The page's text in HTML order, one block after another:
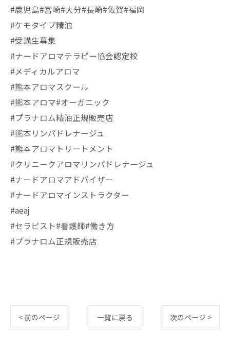
#鹿児島#宮崎#大分#長崎#佐賀#福岡
#ケモタイプ精油
#受講生募集
#ナードアロマテラピー協会認定校
#メディカルアロマ
#熊本アロマスクール
#熊本アロマ#オーガニック
#プラナロム精油正規販売店
#熊本リンパドレナージュ
#熊本アロマトリートメント
#クリニークアロマリンパドレナージュ
#ナードアロマアドバイザー
#ナードアロマインストラクター
#aeaj
#セラピスト#看護師#働き方
#プラナロム正規販売店
< 前のページ 一覧に戻る 次のページ >